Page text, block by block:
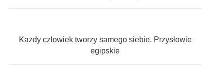
Każdy człowiek tworzy samego siebie. Przysłowie
egipskie